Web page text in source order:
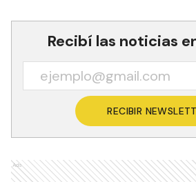
Recibí las noticias
RECIBIR
Ads